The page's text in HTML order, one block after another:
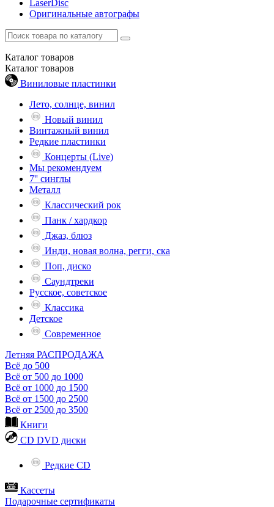
LaserDisc
Оригинальные автографы
Каталог товаров
Каталог товаров
Виниловые пластинки
Лето, солнце, винил
Новый винил
Винтажный винил
Редкие пластинки
Концерты (Live)
Мы рекомендуем
7'' синглы
Металл
Классический рок
Панк / хардкор
Джаз, блюз
Инди, новая волна, регги, ска
Поп, диско
Саундтреки
Русское, советское
Классика
Детское
Современное
Летняя РАСПРОДАЖА
Всё до 500
Всё от 500 до 1000
Всё от 1000 до 1500
Всё от 1500 до 2500
Всё от 2500 до 3500
Книги
CD DVD диски
Редкие CD
Кассеты
Подарочные сертификаты